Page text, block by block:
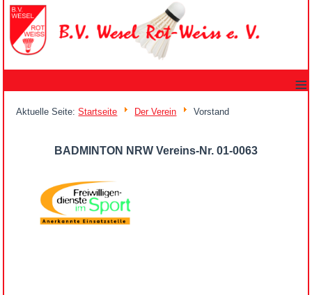
≡
Aktuelle Seite:Startseite Der Verein Vorstand
BADMINTON NRW Vereins-Nr. 01-0063